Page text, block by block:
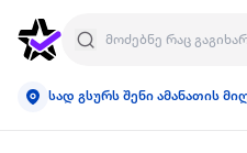
სად გსურს შენი ამანათის